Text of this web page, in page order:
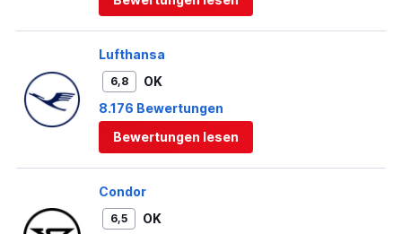
Lufthansa
6,8
OK
8.176 Bewertungen
Bewertungen lesen
Condor
6,5
OK